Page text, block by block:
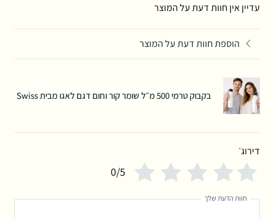
עדיין אין חוות דעת על המוצר
הוספת חוות דעת על המוצר
בקבוק טרמי 500 מ״ל שומר קור וחום דגם לאגו מבית Swiss
דירוג*
0/5
חוות הדעת שלך